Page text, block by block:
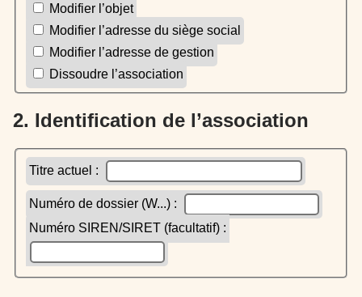
Modifier l’objet
Modifier l’adresse du siège social
Modifier l’adresse de gestion
Dissoudre l’association
2. Identification de l’association
Titre actuel :
Numéro de dossier (W...) :
Numéro SIREN/SIRET (facultatif) :